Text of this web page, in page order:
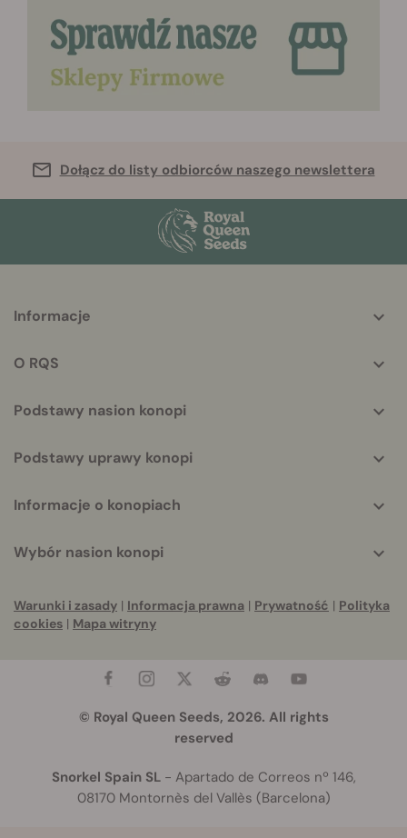
Dołącz do listy odbiorców naszego newslettera
helpful
Informacje
O RQS
Podstawy nasion konopi
Podstawy uprawy konopi
Informacje o konopiach
Wybór nasion konopi
Warunki i zasady | Informacja prawna | Prywatność | Polityka
cookies | Mapa witryny
© Royal Queen Seeds, 2026. All rights
reserved
Snorkel Spain SL- Apartado de Correos nº 146,
08170 Montornès del Vallès (Barcelona)